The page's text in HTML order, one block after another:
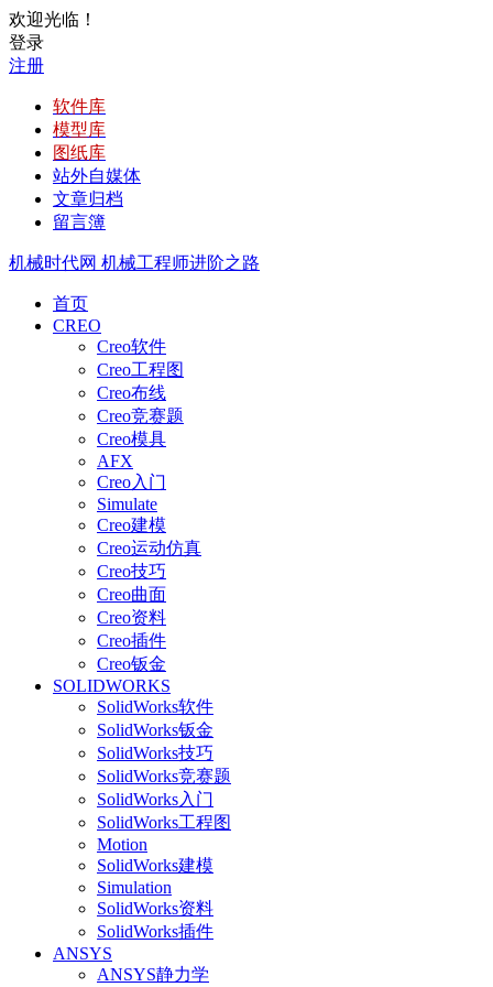
欢迎光临！
登录
注册
软件库
模型库
图纸库
站外自媒体
文章归档
留言簿
机械时代网 机械工程师进阶之路
首页
CREO
Creo软件
Creo工程图
Creo布线
Creo竞赛题
Creo模具
AFX
Creo入门
Simulate
Creo建模
Creo运动仿真
Creo技巧
Creo曲面
Creo资料
Creo插件
Creo钣金
SOLIDWORKS
SolidWorks软件
SolidWorks钣金
SolidWorks技巧
SolidWorks竞赛题
SolidWorks入门
SolidWorks工程图
Motion
SolidWorks建模
Simulation
SolidWorks资料
SolidWorks插件
ANSYS
ANSYS静力学